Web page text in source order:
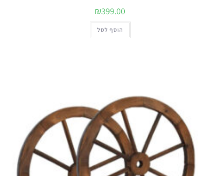
₪399.00
הוסף לסל